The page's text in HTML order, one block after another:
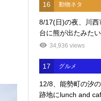
16 動物ネタ
8/17(日)の夜、川西
台に熊が出たみたい
34,936 views
17 グルメ
12/8、能勢町の汐
跡地にlunch and